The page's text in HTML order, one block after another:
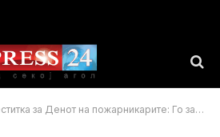
Го завршивме спортскиот комплекс во Противпожарната бригада во Скопје